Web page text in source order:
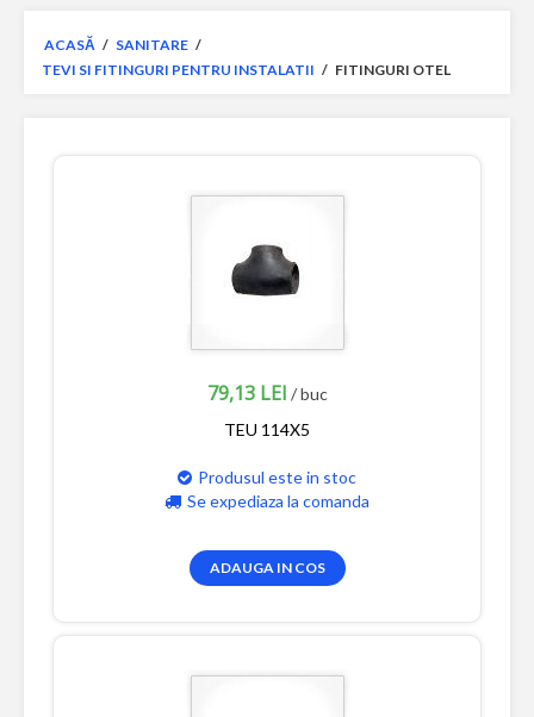
ACASĂ / SANITARE /
TEVI SI FITINGURI PENTRU INSTALATII / FITINGURI OTEL
79,13 LEI / buc
TEU 114X5
Produsul este in stoc
Se expediaza la comanda
ADAUGA IN COS